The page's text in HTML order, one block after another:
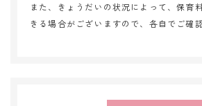
また、きょうだいの状況によって、保育
きる場合がございますので、各自でご確